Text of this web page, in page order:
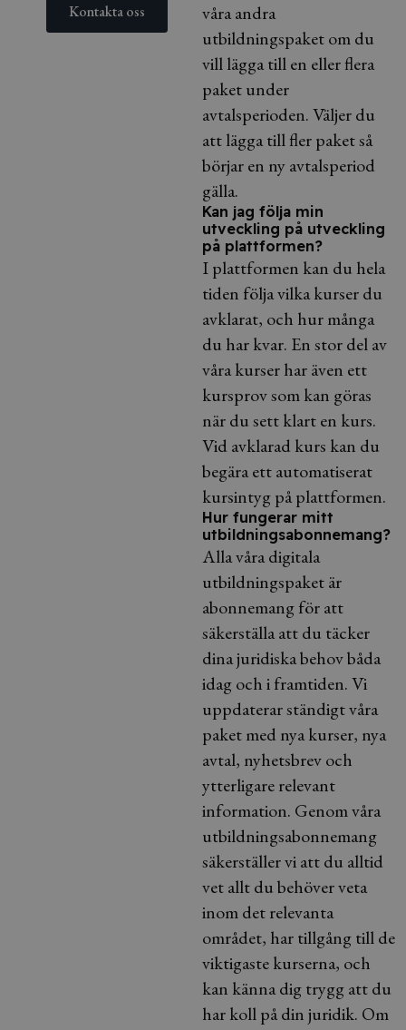
Kontakta oss
våra andra
utbildningspaket om du
vill lägga till en eller flera
paket under
avtalsperioden. Väljer du
att lägga till fler paket så
börjar en ny avtalsperiod
gälla.
Kan jag följa min
utveckling på utveckling
på plattformen?
I plattformen kan du hela
tiden följa vilka kurser du
avklarat, och hur många
du har kvar. En stor del av
våra kurser har även ett
kursprov som kan göras
när du sett klart en kurs.
Vid avklarad kurs kan du
begära ett automatiserat
kursintyg på plattformen.
Hur fungerar mitt
utbildningsabonnemang?
Alla våra digitala
utbildningspaket är
abonnemang för att
säkerställa att du täcker
dina juridiska behov båda
idag och i framtiden. Vi
uppdaterar ständigt våra
paket med nya kurser, nya
avtal, nyhetsbrev och
ytterligare relevant
information. Genom våra
utbildningsabonnemang
säkerställer vi att du alltid
vet allt du behöver veta
inom det relevanta
området, har tillgång till de
viktigaste kurserna, och
kan känna dig trygg att du
har koll på din juridik. Om